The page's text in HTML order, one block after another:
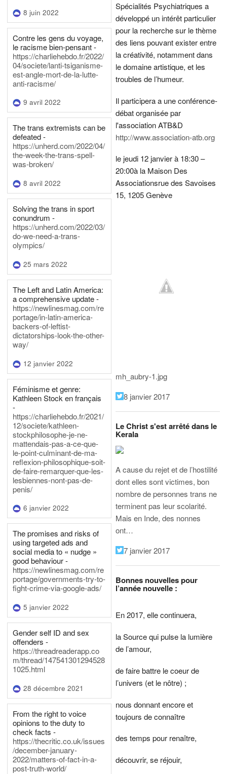
8 juin 2022
Contre les gens du voyage,
le racisme bien-pensant -
https://charliehebdo.fr/2022/
04/societe/lanti-tsiganisme-
est-angle-mort-de-la-lutte-
anti-racisme/
9 avril 2022
The trans extremists can be
defeated -
https://unherd.com/2022/04/
the-week-the-trans-spell-
was-broken/
8 avril 2022
Solving the trans in sport
conundrum -
https://unherd.com/2022/03/
do-we-need-a-trans-
olympics/
25 mars 2022
The Left and Latin America:
a comprehensive update -
https://newlinesmag.com/re
portage/in-latin-america-
backers-of-leftist-
dictatorships-look-the-other-
way/
12 janvier 2022
Féminisme et genre:
Kathleen Stock en français
-
https://charliehebdo.fr/2021/
12/societe/kathleen-
stockphilosophe-je-ne-
mattendais-pas-a-ce-que-
le-point-culminant-de-ma-
reflexion-philosophique-soit-
de-faire-remarquer-que-les-
lesbiennes-nont-pas-de-
penis/
6 janvier 2022
The promises and risks of
using targeted ads and
social media to « nudge »
good behaviour -
https://newlinesmag.com/re
portage/governments-try-to-
fight-crime-via-google-ads/
5 janvier 2022
Gender self ID and sex
offenders -
https://threadreaderapp.co
m/thread/147541301294528
1025.html
28 décembre 2021
From the right to voice
opinions to the duty to
check facts -
https://thecritic.co.uk/issues
/december-january-
2022/matters-of-fact-in-a-
post-truth-world/
Spécialités Psychiatriques a
développé un intérêt particulier
pour la recherche sur le thème
des liens pouvant exister entre
la créativité, notamment dans
le domaine artistique, et les
troubles de l’humeur.
Il participera a une conférence-
débat organisée par
l'association ATB&D
http://www.association-atb.org
le jeudi 12 janvier à 18:30 –
20:00à la Maison Des
Associationsrue des Savoises
15, 1205 Genève
mh_aubry-1.jpg
8 janvier 2017
Le Christ s'est arrêté dans le
Kerala
A cause du rejet et de l’hostilité
dont elles sont victimes, bon
nombre de personnes trans ne
terminent pas leur scolarité.
Mais en Inde, des nonnes
ont…
7 janvier 2017
Bonnes nouvelles pour
l’année nouvelle :
En 2017, elle continuera,
la Source qui pulse la lumière
de l’amour,
de faire battre le coeur de
l’univers (et le nôtre) ;
nous donnant encore et
toujours de connaître
des temps pour renaître,
découvrir, se réjouir,